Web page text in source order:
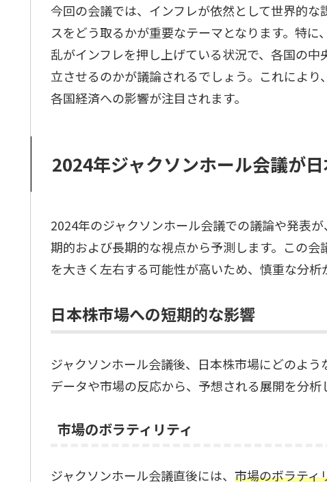
今回の会議では、インフレが依然として世界的
スをどう取るかが重要なテーマとなります。特
乱がインフレを押し上げている状況で、各国の
立させるのかが議論されるでしょう。これによ
各国経済への影響が注目されます。
2024年ジャクソンホール会議が
2024年のジャクソンホール会議での議論や発表
期的および長期的な視点から予測します。この
を大きく左右する可能性が高いため、慎重な分析
日本株市場への短期的な影響
ジャクソンホール会議後、日本株市場にどのよ
データや市場の反応から、予想される展開を分析
市場のボラティリティ
ジャクソンホール会議直後には、 市場のボラティ